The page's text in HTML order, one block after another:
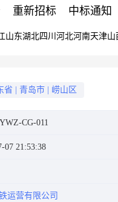
重新招标 中标通知
山东湖北四川 河北河南天津山
省 青岛市 崂山区
CG-011
07 21:53:38
运营有限公司